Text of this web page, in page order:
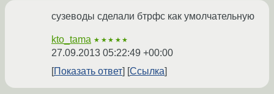
сузеводы сделали бтрфс как умолчательную
kto_tama ★★★★★
27.09.2013 05:22:49 +00:00
Показать ответ
Ссылка